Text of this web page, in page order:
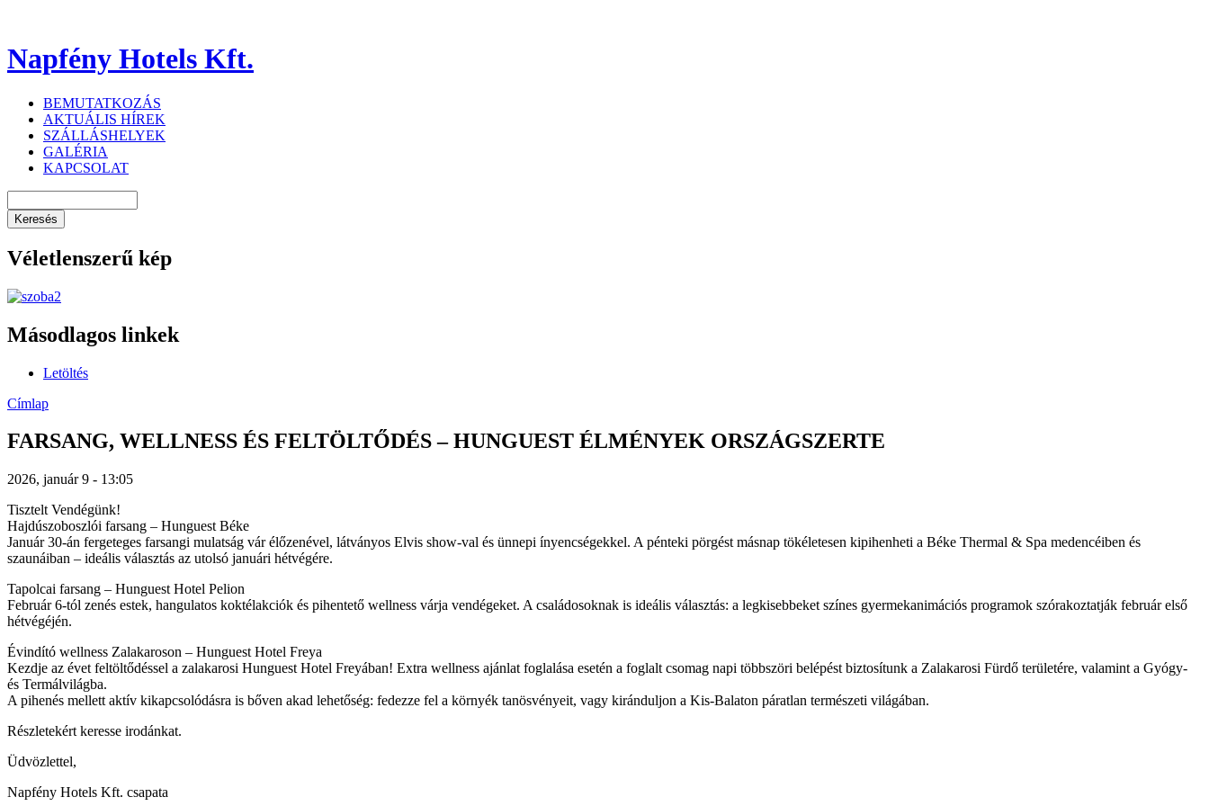
Napfény Hotels Kft.
BEMUTATKOZÁS
AKTUÁLIS HÍREK
SZÁLLÁSHELYEK
GALÉRIA
KAPCSOLAT
Véletlenszerű kép
Másodlagos linkek
Letöltés
Címlap
FARSANG, WELLNESS ÉS FELTÖLTŐDÉS – HUNGUEST ÉLMÉNYEK ORSZÁGSZERTE
2026, január 9 - 13:05
Tisztelt Vendégünk!
Hajdúszoboszlói farsang – Hunguest Béke
Január 30-án fergeteges farsangi mulatság vár élőzenével, látványos Elvis show-val és ünnepi ínyencségekkel. A pénteki pörgést másnap tökéletesen kipihenheti a Béke Thermal & Spa medencéiben és
szaunáiban – ideális választás az utolsó januári hétvégére.
Tapolcai farsang – Hunguest Hotel Pelion
Február 6-tól zenés estek, hangulatos koktélakciók és pihentető wellness várja vendégeket. A családosoknak is ideális választás: a legkisebbeket színes gyermekanimációs programok szórakoztatják február első
hétvégéjén.
Évindító wellness Zalakaroson – Hunguest Hotel Freya
Kezdje az évet feltöltődéssel a zalakarosi Hunguest Hotel Freyában! Extra wellness ajánlat foglalása esetén a foglalt csomag napi többszöri belépést biztosítunk a Zalakarosi Fürdő területére, valamint a Gyógy-
és Termálvilágba.
A pihenés mellett aktív kikapcsolódásra is bőven akad lehetőség: fedezze fel a környék tanösvényeit, vagy kiránduljon a Kis-Balaton páratlan természeti világában.
Részletekért keresse irodánkat.
Üdvözlettel,
Napfény Hotels Kft. csapata